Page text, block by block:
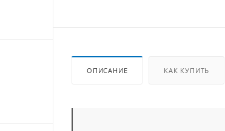
ОПИСАНИЕ КАК КУПИТЬ